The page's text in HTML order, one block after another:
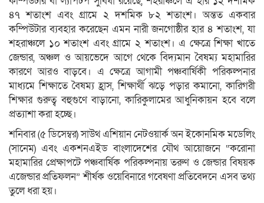
৪৭ শতাংশ এবং গ্রামে ২ দশমিক ৮২ শতাংশ। অন্তত একবার
কম্পিউটার ব্যবহার করেছেন এমন নারী জনগোষ্ঠীর হার ৪ শতাংশ, যা
শহরাঞ্চলে ১০ শতাংশ এবং গ্রামে ২ শতাংশ। এ ক্ষেত্রে শিক্ষা খাতে
জেন্ডার, অঞ্চল ও আয়ভেদে আগে থেকে বিদ্যমান বৈষম্য মহামারির
কারণে আরও বাড়বে। এ ক্ষেত্রে আগামী পঞ্চবার্ষিকী পরিকল্পনার
মাধ্যমে শিক্ষাতে বৈষম্য হ্রাস, শিক্ষার্থী ঝড়ে পড়ার কমানো, কারিগরী
শিক্ষার গুরুত্ব বহুগুণে বাড়ানো, কারিকুলামের আধুনিকায়ন হবে বলে
প্রত্যাশা করা হচ্ছে।
শনিবার (৫ ডিসেম্বর) সাউথ এশিয়ান নেটওয়ার্ক অন ইকোনমিক মডেলিং
(সানেম) এবং একশনএইড বাংলাদেশের যৌথ আয়োজনে “করোনা
মহামারির প্রেক্ষাপটে পঞ্চবার্ষিক পরিকল্পনায় তরুণ ও জেন্ডার বিষয়ক
এজেন্ডার প্রতিফলন” শীর্ষক ওয়েবিনারে গবেষণা প্রতিবেদনে এসব তথ্য
তুলে ধরা হয়।